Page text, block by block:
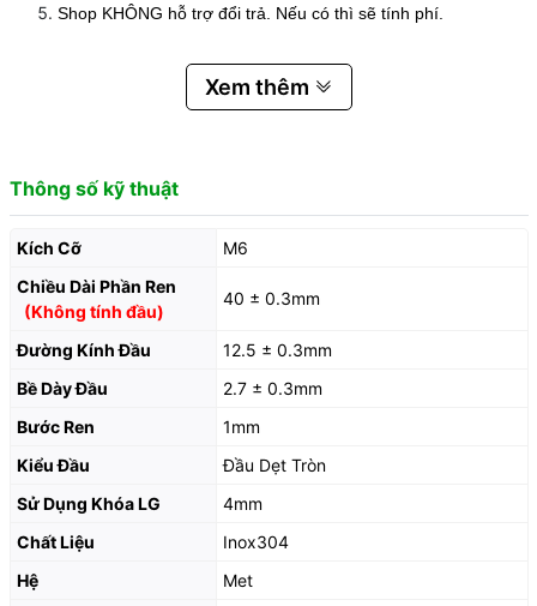
Shop KHÔNG hỗ trợ đổi trả. Nếu có thì sẽ tính phí.
Xem thêm
Thông số kỹ thuật
Kích Cỡ
M6
Chiều Dài Phần Ren
(Không tính đầu)
40 ± 0.3mm
Đường Kính Đầu
12.5 ± 0.3mm
Bề Dày Đầu
2.7 ± 0.3mm
Bước Ren
1mm
Kiểu Đầu
Đầu Dẹt Tròn
Sử Dụng Khóa LG
4mm
Chất Liệu
Inox304
Hệ
Met